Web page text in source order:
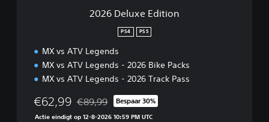
2026 Deluxe Edition
PS4 PS5
MX vs ATV Legends
MX vs ATV Legends - 2026 Bike Packs
MX vs ATV Legends - 2026 Track Pass
€62,99 Korting ten opzichte van de oorspronkelijke
€89,99 Bespaar 30%
Actie eindigt op 12-8-2026 10:59 PM UTC